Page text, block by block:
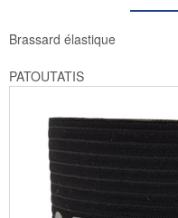
Brassard élastique
PATOUTATIS